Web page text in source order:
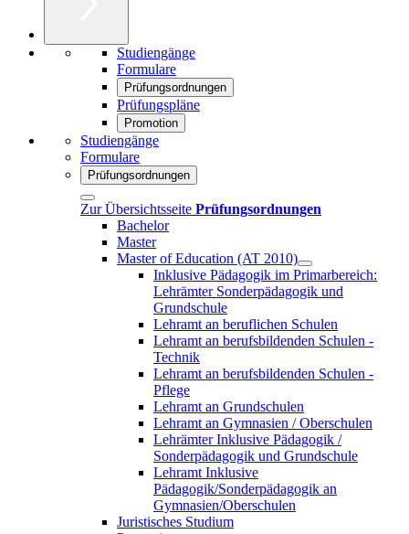
Studiengänge
Formulare
Prüfungsordnungen
Prüfungspläne
Promotion
Studiengänge
Formulare
Prüfungsordnungen
Zur Übersichtsseite Prüfungsordnungen
Bachelor
Master
Master of Education (AT 2010)
Inklusive Pädagogik im Primarbereich:
Lehrämter Sonderpädagogik und
Grundschule
Lehramt an beruflichen Schulen
Lehramt an berufsbildenden Schulen -
Technik
Lehramt an berufsbildenden Schulen -
Pflege
Lehramt an Grundschulen
Lehramt an Gymnasien / Oberschulen
Lehrämter Inklusive Pädagogik /
Sonderpädagogik und Grundschule
Lehramt Inklusive
Pädagogik/Sonderpädagogik an
Gymnasien/Oberschulen
Juristisches Studium